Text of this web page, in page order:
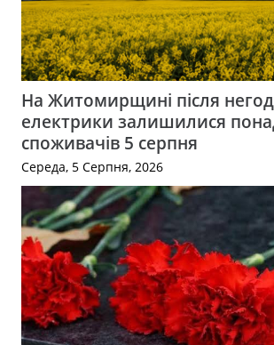
На Житомирщині після
електрики залишилися
споживачів 5 серпня
Середа, 5 Серпня, 2026